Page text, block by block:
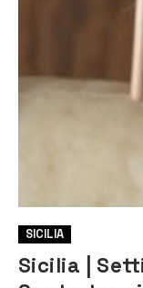
SICILIA
Sicilia |